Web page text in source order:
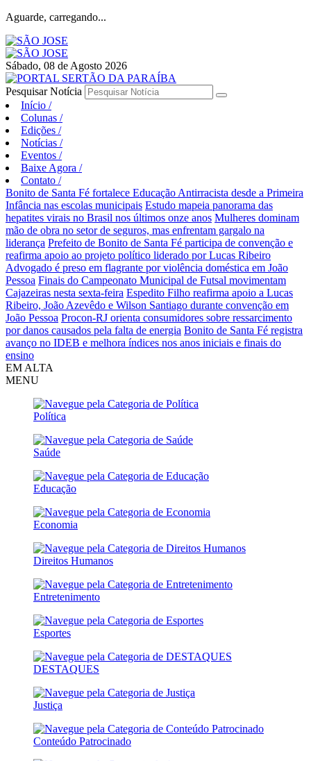
Aguarde, carregando...
Sábado, 08 de Agosto 2026
Pesquisar Notícia
Início /
Colunas /
Edições /
Notícias /
Eventos /
Baixe Agora /
Contato /
Bonito de Santa Fé fortalece Educação Antirracista desde a Primeira
Infância nas escolas municipais Estudo mapeia panorama das
hepatites virais no Brasil nos últimos onze anos Mulheres dominam
mão de obra no setor de seguros, mas enfrentam gargalo na
liderança Prefeito de Bonito de Santa Fé participa de convenção e
reafirma apoio ao projeto político liderado por Lucas Ribeiro
Advogado é preso em flagrante por violência doméstica em João
Pessoa Finais do Campeonato Municipal de Futsal movimentam
Cajazeiras nesta sexta-feira Espedito Filho reafirma apoio a Lucas
Ribeiro, João Azevêdo e Wilson Santiago durante convenção em
João Pessoa Procon-RJ orienta consumidores sobre ressarcimento
por danos causados pela falta de energia Bonito de Santa Fé registra
avanço no IDEB e melhora índices nos anos iniciais e finais do
ensino
EM ALTA
MENU
Política
Saúde
Educação
Economia
Direitos Humanos
Entretenimento
Esportes
DESTAQUES
Justiça
Conteúdo Patrocinado